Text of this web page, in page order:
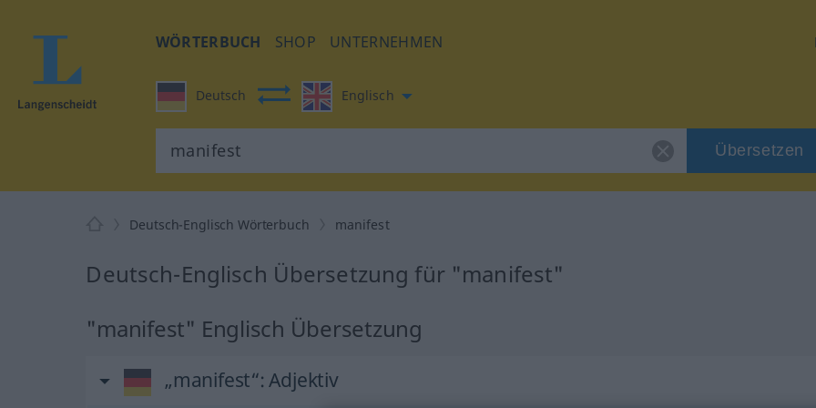
WÖRTERBUCH SHOP UNTERNEHMEN
Deutsch Englisch
Übersetzen
Deutsch-Englisch Wörterbuch manifest
Deutsch-Englisch Übersetzung für "manifest"
"manifest" Englisch Übersetzung
„manifest“: Adjektiv